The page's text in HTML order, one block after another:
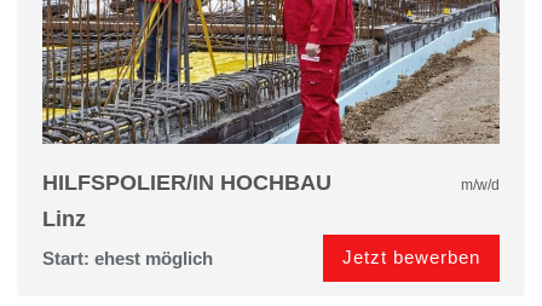
HILFSPOLIER/IN HOCHBAU m/w/d
Linz
Start: ehest möglich Jetzt bewerben